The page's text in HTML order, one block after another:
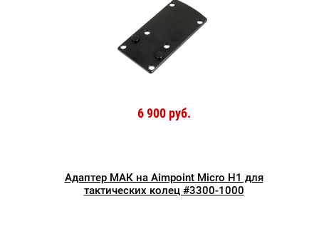
6 900 руб.
Адаптер МАК на Aimpoint Micro H1 для
тактических колец #3300-1000